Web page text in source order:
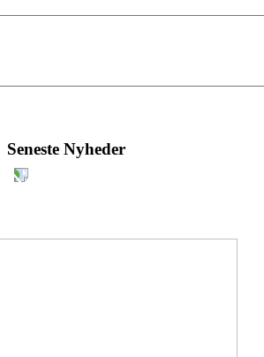
Seneste Nyheder